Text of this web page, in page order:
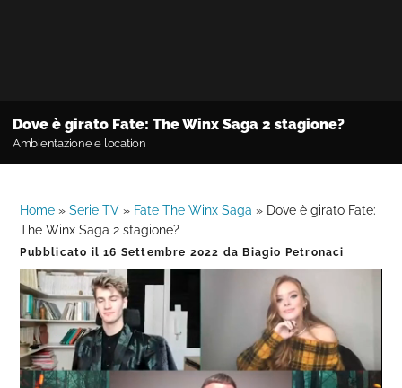
Dove è girato Fate: The Winx Saga 2 stagione?
Ambientazione e location
Home »Serie TV » Fate The Winx Saga » Dove è girato Fate:
The Winx Saga 2 stagione?
Pubblicato il16 Settembre 2022 da Biagio Petronaci